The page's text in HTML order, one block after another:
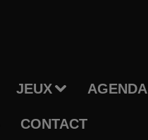
JEUX AGENDA
CONTACT